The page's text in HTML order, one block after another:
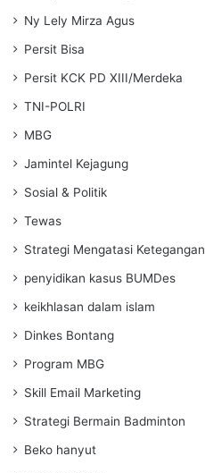
Ny Lely Mirza Agus
Persit Bisa
Persit KCK PD XIII/Merdeka
TNI-POLRI
MBG
Jamintel Kejagung
Sosial & Politik
Tewas
Strategi Mengatasi Ketegangan
penyidikan kasus BUMDes
keikhlasan dalam islam
Dinkes Bontang
Program MBG
Skill Email Marketing
Strategi Bermain Badminton
Beko hanyut